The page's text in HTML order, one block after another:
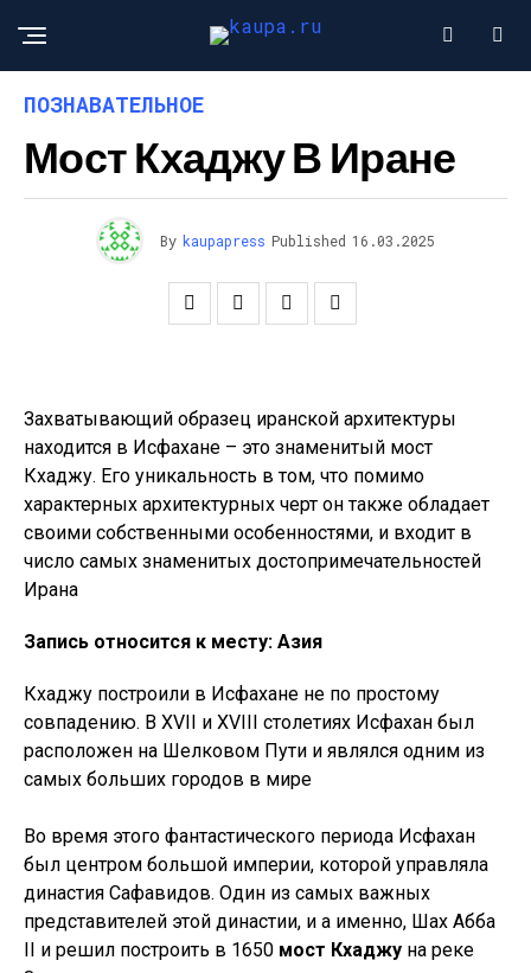
ПОЗНАВАТЕЛЬНОЕ
Мост Кхаджу В Иране
By kaupapress Published 16.03.2025
Захватывающий образец иранской архитектуры
находится в Исфахане – это знаменитый мост
Кхаджу. Его уникальность в том, что помимо
характерных архитектурных черт он также обладает
своими собственными особенностями, и входит в
число самых знаменитых достопримечательностей
Ирана
Запись относится к месту: Азия
Кхаджу построили в Исфахане не по простому
совпадению. В XVII и XVIII столетиях Исфахан был
расположен на Шелковом Пути и являлся одним из
самых больших городов в мире
Во время этого фантастического периода Исфахан
был центром большой империи, которой управляла
династия Сафавидов. Один из самых важных
представителей этой династии, и а именно, Шах Абба
II и решил построить в 1650 мост Кхаджу на реке